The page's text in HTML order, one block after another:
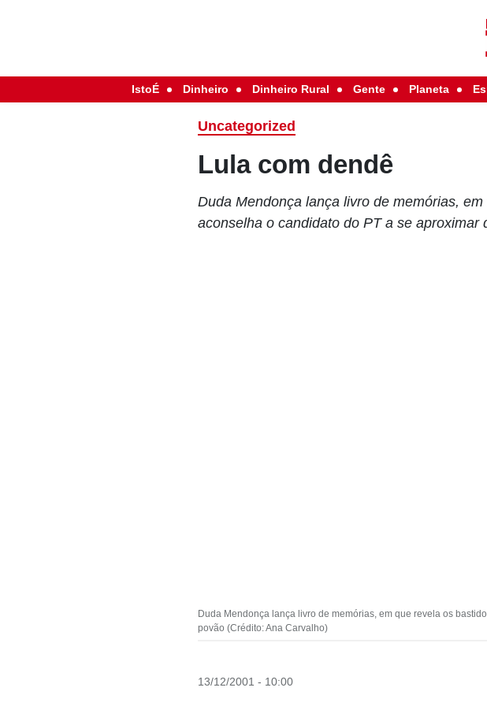
IstoÉ Dinheiro Dinheiro Rural Gente Planeta
Uncategorized
Lula com dendê
Duda Mendonça lança livro de memórias,
aconselha o candidato do PT a se aproximar
Duda Mendonça lança livro de memórias, em que revela os
povão (Crédito: Ana Carvalho)
13/12/2001 - 10:00